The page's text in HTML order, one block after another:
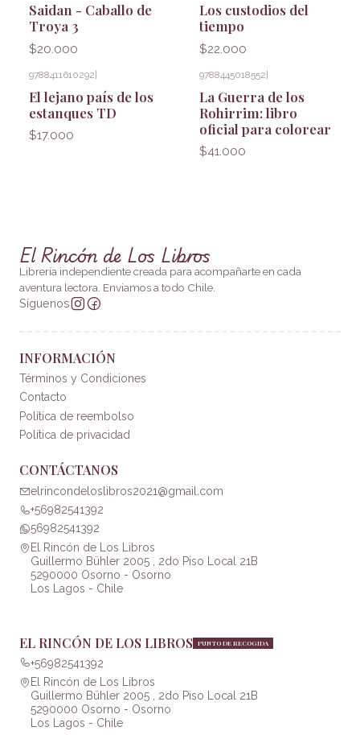
Saidan - Caballo de
Troya 3
$20.000
Los custodios del
tiempo
$22.000
9788411610292|
El lejano país de los
estanques TD
$17.000
9788445018552|
La Guerra de los
Rohirrim: libro
oficial para colorear
$41.000
El Rincón de Los Libros
Librería independiente creada para acompañarte en cada
aventura lectora. Enviamos a todo Chile.
Síguenos
INFORMACIÓN
Términos y Condiciones
Contacto
Política de reembolso
Política de privacidad
CONTÁCTANOS
elrincondeloslibros2021@gmail.com
+56982541392
56982541392
El Rincón de Los Libros
Guillermo Bühler 2005 , 2do Piso Local 21B
5290000 Osorno - Osorno
Los Lagos - Chile
EL RINCÓN DE LOS LIBROS PUNTO DE RECOGIDA
+56982541392
El Rincón de Los Libros
Guillermo Bühler 2005 , 2do Piso Local 21B
5290000 Osorno - Osorno
Los Lagos - Chile